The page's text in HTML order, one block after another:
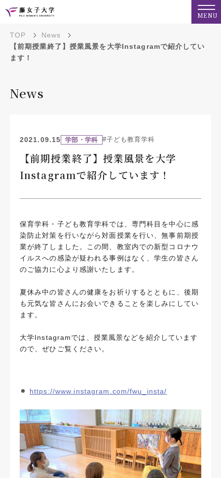
MENU
TOP
News
【前期授業終了】授業風景を大学Instagramで紹介してい
ます！
News
2021.09.15 学部・学科 #子ども教育学科
【前期授業終了】授業風景を大学
Instagramで紹介しています！
保育学科・子ども教育学科では、専門科目を中心に感
染防止対策を行いながら対面授業を行い、無事前期授
業が終了しました。この間、教室内での新型コロナウ
イルスへの感染が疑われる事例はなく、学生の皆さん
のご協力に心より感謝いたします。
夏休み中の皆さんの健康をお祈りするとともに、後期
も元気な皆さんにお会いできることを楽しみにしてい
ます。
大学Instagramでは、授業風景などを紹介しています
ので、ぜひご覧ください。
https://www.instagram.com/fwu_insta/